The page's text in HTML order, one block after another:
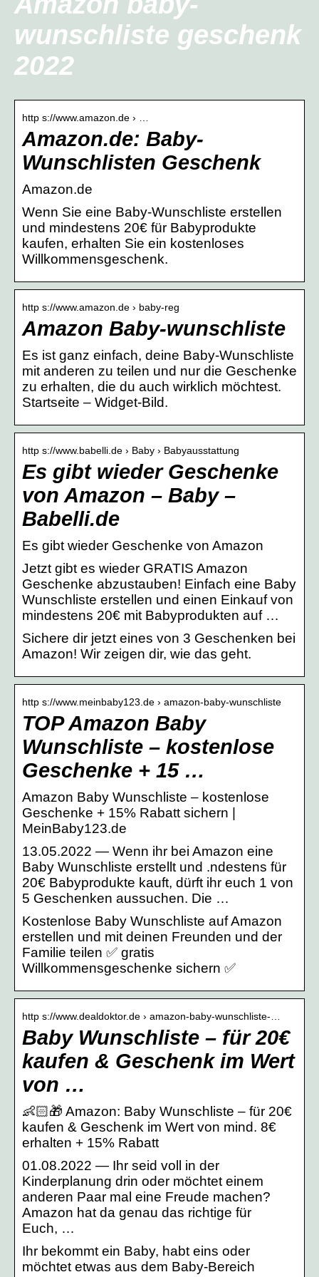
wunschliste geschenk
2022
http s://www.amazon.de › …
Amazon.de: Baby-
Wunschlisten Geschenk
Amazon.de
Wenn Sie eine Baby-Wunschliste erstellen
und mindestens 20€ für Babyprodukte
kaufen, erhalten Sie ein kostenloses
Willkommensgeschenk.
http s://www.amazon.de › baby-reg
Amazon Baby-wunschliste
Es ist ganz einfach, deine Baby-Wunschliste
mit anderen zu teilen und nur die Geschenke
zu erhalten, die du auch wirklich möchtest.
Startseite – Widget-Bild.
http s://www.babelli.de › Baby › Babyausstattung
Es gibt wieder Geschenke
von Amazon – Baby –
Babelli.de
Es gibt wieder Geschenke von Amazon
Jetzt gibt es wieder GRATIS Amazon
Geschenke abzustauben! Einfach eine Baby
Wunschliste erstellen und einen Einkauf von
mindestens 20€ mit Babyprodukten auf …
Sichere dir jetzt eines von 3 Geschenken bei
Amazon! Wir zeigen dir, wie das geht.
http s://www.meinbaby123.de › amazon-baby-wunschliste
TOP Amazon Baby
Wunschliste – kostenlose
Geschenke + 15 …
Amazon Baby Wunschliste – kostenlose
Geschenke + 15% Rabatt sichern |
MeinBaby123.de
13.05.2022 — Wenn ihr bei Amazon eine
Baby Wunschliste erstellt und .ndestens für
20€ Babyprodukte kauft, dürft ihr euch 1 von
5 Geschenken aussuchen. Die …
Kostenlose Baby Wunschliste auf Amazon
erstellen und mit deinen Freunden und der
Familie teilen ✅ gratis
Willkommensgeschenke sichern ✅
http s://www.dealdoktor.de › amazon-baby-wunschliste-…
Baby Wunschliste – für 20€
kaufen & Geschenk im Wert
von …
👶🏻🎁 Amazon: Baby Wunschliste – für 20€
kaufen & Geschenk im Wert von mind. 8€
erhalten + 15% Rabatt
01.08.2022 — Ihr seid voll in der
Kinderplanung drin oder möchtet einem
anderen Paar mal eine Freude machen?
Amazon hat da genau das richtige für
Euch, …
Ihr bekommt ein Baby, habt eins oder
möchtet etwas aus dem Baby-Bereich